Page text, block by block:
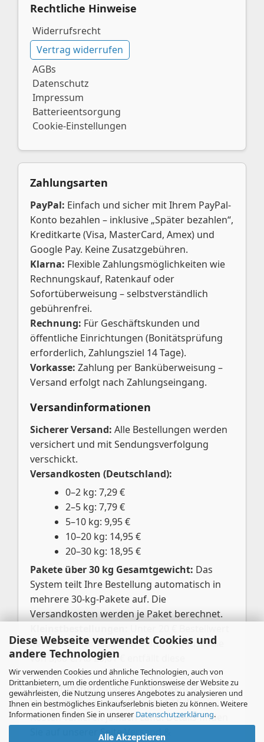
Diese Webseite verwendet Cookies und
andere Technologien
Wir verwenden Cookies und ähnliche Technologien, auch von
Drittanbietern, um die ordentliche Funktionsweise der Website zu
gewährleisten, die Nutzung unseres Angebotes zu analysieren und
Ihnen ein bestmögliches Einkaufserlebnis bieten zu können. Weitere
Informationen finden Sie in unserer Datenschutzerklärung.
Alle Akzeptieren
Rechtliche Hinweise
Widerrufsrecht
Vertrag widerrufen
AGBs
Datenschutz
Impressum
Batterieentsorgung
Cookie-Einstellungen
Zahlungsarten
PayPal: Einfach und sicher mit Ihrem PayPal-
Konto bezahlen – inklusive „Später bezahlen“,
Kreditkarte (Visa, MasterCard, Amex) und
Google Pay. Keine Zusatzgebühren.
Klarna: Flexible Zahlungsmöglichkeiten wie
Rechnungskauf, Ratenkauf oder
Sofortüberweisung – selbstverständlich
gebührenfrei.
Rechnung: Für Geschäftskunden und
öffentliche Einrichtungen (Bonitätsprüfung
erforderlich, Zahlungsziel 14 Tage).
Vorkasse: Zahlung per Banküberweisung –
Versand erfolgt nach Zahlungseingang.
Versandinformationen
Sicherer Versand: Alle Bestellungen werden
versichert und mit Sendungsverfolgung
verschickt.
Versandkosten (Deutschland):
0–2 kg: 7,29 €
2–5 kg: 7,79 €
5–10 kg: 9,95 €
10–20 kg: 14,95 €
20–30 kg: 18,95 €
Pakete über 30 kg Gesamtgewicht: Das
System teilt Ihre Bestellung automatisch in
mehrere 30-kg-Pakete auf. Die
Versandkosten werden je Paket berechnet.
berechnen wir eine Bearbeitungspauschale
von 3,00 €. Ab 20,01 € entfällt diese
automatisch.
EU- & internationale Lieferungen:Der
Versand erfolgt per UPS oder GLS. Die
Kosten variieren je nach Land. Details finden
Sie auf unserer Seite Versand &